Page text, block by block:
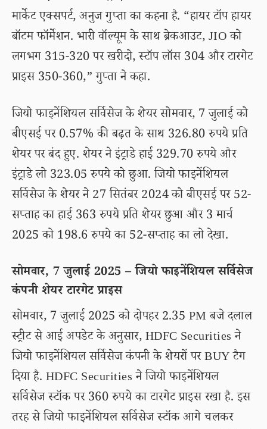
मार्केट एक्सपर्ट, अनुज गुप्ता का कहना है. “हायर टॉप हायर
बॉटम फॉर्मेशन. भारी वॉल्यूम के साथ ब्रेकआउट, JIO को
लगभग 315-320 पर खरीदो, स्टॉप लॉस 304 और टारगेट
प्राइस 350-360,” गुप्ता ने कहा.
जियो फाइनेंशियल सर्विसेज के शेयर सोमवार, 7 जुलाई को
बीएसई पर 0.57% की बढ़त के साथ 326.80 रुपये प्रति
शेयर पर बंद हुए. शेयर ने इंट्राडे हाई 329.70 रुपये और
इंट्राडे लो 323.05 रुपये को छुआ. जियो फाइनेंशियल
सर्विसेज के शेयर ने 27 सितंबर 2024 को बीएसई पर 52-
सप्ताह का हाई 363 रुपये प्रति शेयर छुआ और 3 मार्च
2025 को 198.6 रुपये का 52-सप्ताह का लो देखा.
सोमवार, 7 जुलाई 2025 – जियो फाइनेंशियल सर्विसेज
कंपनी शेयर टारगेट प्राइस
सोमवार, 7 जुलाई 2025 को दोपहर 2.35 PM बजे दलाल
स्ट्रीट से आई अपडेट के अनुसार, HDFC Securities ने
जियो फाइनेंशियल सर्विसेज कंपनी के शेयरों पर BUY टैग
दिया है. HDFC Securities ने जियो फाइनेंशियल
सर्विसेज स्टॉक पर 360 रुपये का टारगेट प्राइस रखा है. इस
तरह से जियो फाइनेंशियल सर्विसेज स्टॉक आगे चलकर